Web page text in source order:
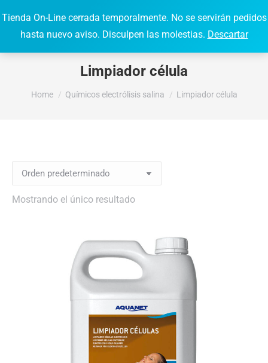
Tienda On-Line cerrada temporalmente. No se servirán pedidos
hasta nuevo aviso. Disculpen las molestias. Descartar
0,00€ 0 Search:
Limpiador célula
You are here:
Home Químicos electrólisis salina Limpiador célula
Mostrando el único resultado